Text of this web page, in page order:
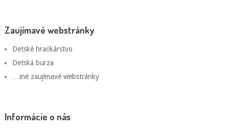
Zaujímavé webstránky
Detské hračkárstvo
Detská burza
…iné zaujímavé webstránky
Informácie o nás